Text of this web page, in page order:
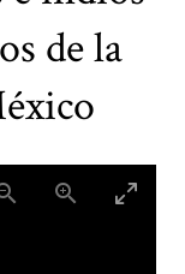
de la